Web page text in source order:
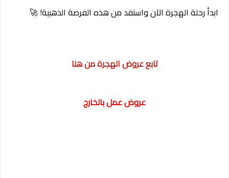
ابدأ رحلة الهجرة الآن واستفد من هذه الفرصة الذهبية! 🚀
تابع عروض الهجرة من هنا
عروض عمل بالخارج